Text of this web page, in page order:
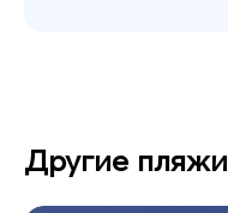
Другие пляжи